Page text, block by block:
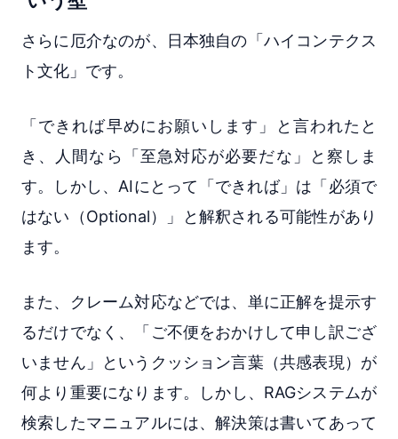
さらに厄介なのが、日本独自の「ハイコンテクス
ト文化」です。
「できれば早めにお願いします」と言われたと
き、人間なら「至急対応が必要だな」と察しま
す。しかし、AIにとって「できれば」は「必須で
はない（Optional）」と解釈される可能性があり
ます。
また、クレーム対応などでは、単に正解を提示す
るだけでなく、「ご不便をおかけして申し訳ござ
いません」というクッション言葉（共感表現）が
何より重要になります。しかし、RAGシステムが
検索したマニュアルには、解決策は書いてあって